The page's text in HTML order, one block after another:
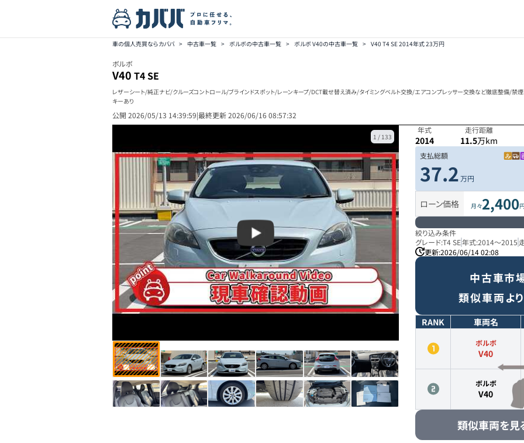
車の個人売買ならカババ > 中古車一覧 > ボルボの中古車一覧 > ボルボ V40の中古車一覧 > V40 T4 SE 2014年式 23万円
ボルボ
V40 T4 SE
レザーシート/純正ナビ/クルーズコントロール/ブラインドスポット/レーンキープ/DCT載せ替え済み/タイミングベルト交換/エアコンプレッサー交換など徹底整備/
キーあり
公開 2026/05/13 14:39:59|最終更新2026/06/16 08:57:32
1 / 133
年式
2014
走行距離
11.5万km
支払総額
37.2万円
ローン価格 月々2,400
絞り込み条件
グレード:T4 SE年式:2014～2015
更新:2026/06/14 02:08
中古車市
類似車両より
RANK 車両名
ボルボ
V40
ボルボ
V40
類似車両を見